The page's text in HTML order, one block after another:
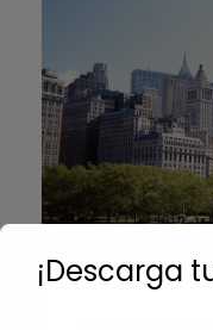
¡Descarga